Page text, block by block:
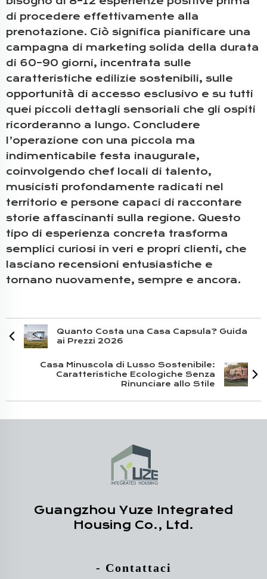
di procedere effettivamente alla
prenotazione. Ciò significa pianificare una
campagna di marketing solida della durata
di 60–90 giorni, incentrata sulle
caratteristiche edilizie sostenibili, sulle
opportunità di accesso esclusivo e su tutti
quei piccoli dettagli sensoriali che gli ospiti
ricorderanno a lungo. Concludere
l’operazione con una piccola ma
indimenticabile festa inaugurale,
coinvolgendo chef locali di talento,
musicisti profondamente radicati nel
territorio e persone capaci di raccontare
storie affascinanti sulla regione. Questo
tipo di esperienza concreta trasforma
semplici curiosi in veri e propri clienti, che
lasciano recensioni entusiastiche e
tornano nuovamente, sempre e ancora.
Quanto Costa una Casa Capsula? Guida
ai Prezzi 2026
Casa Minuscola di Lusso Sostenibile:
Caratteristiche Ecologiche Senza
Rinunciare allo Stile
Guangzhou Yuze Integrated
Housing Co., Ltd.
- Contattaci